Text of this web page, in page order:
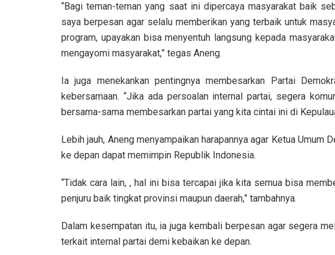
“Bagi teman-teman yang saat ini dipercaya masyarakat baik
saya berpesan agar selalu memberikan yang terbaik untuk
program, upayakan bisa menyentuh langsung kepada
mengayomi masyarakat,” tegas Aneng.
Ia juga menekankan pentingnya membesarkan Partai
kebersamaan. “Jika ada persoalan internal partai, segera
bersama-sama membesarkan partai yang kita cintai ini di
Lebih jauh, Aneng menyampaikan harapannya agar Ketua Umum
ke depan dapat memimpin Republik Indonesia.
“Tidak cara lain, , hal ini bisa tercapai jika kita semua bisa
penjuru baik tingkat provinsi maupun daerah,” tambahnya.
Dalam kesempatan itu, ia juga kembali berpesan agar segera
terkait internal partai demi kebaikan ke depan.